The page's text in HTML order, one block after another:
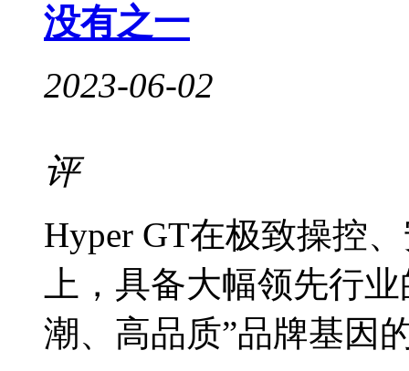
没有之一
2023-06-02
评
Hyper GT在极致操控
上，具备大幅领先行
潮、高品质”品牌基因